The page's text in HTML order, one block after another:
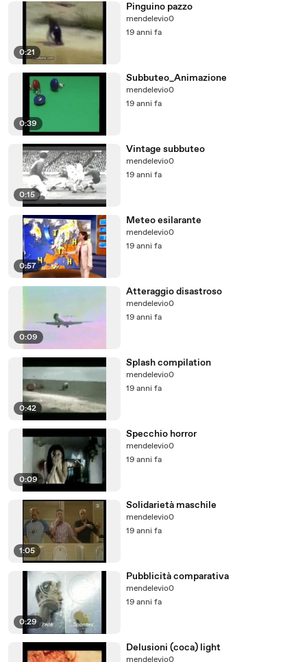
0:21
Pinguino pazzo
mendelevio0
19 anni fa
0:39
Subbuteo_Animazione
mendelevio0
19 anni fa
0:15
Vintage subbuteo
mendelevio0
19 anni fa
0:57
Meteo esilarante
mendelevio0
19 anni fa
0:09
Atteraggio disastroso
mendelevio0
19 anni fa
0:42
Splash compilation
mendelevio0
19 anni fa
0:09
Specchio horror
mendelevio0
19 anni fa
1:05
Solidarietà maschile
mendelevio0
19 anni fa
0:29
Pubblicità comparativa
mendelevio0
19 anni fa
Delusioni (coca) light